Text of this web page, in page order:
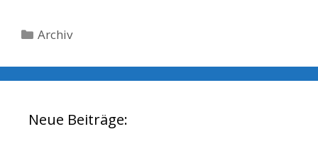
Kategorien
Archiv
Neue Beiträge: